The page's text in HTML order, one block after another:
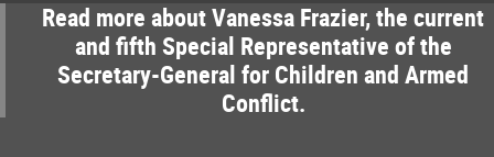
Read more about Vanessa Frazier, the current
and fifth Special Representative of the
Secretary-General for Children and Armed
Conflict.